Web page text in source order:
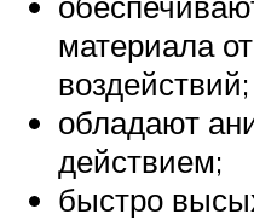
материала
воздействий;
обладают
действием;
быстро